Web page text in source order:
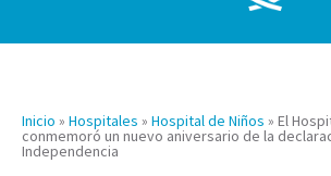
Inicio » Hospitales » Hospital de Niños » El
conmemoró un nuevo aniversario de la
Independencia